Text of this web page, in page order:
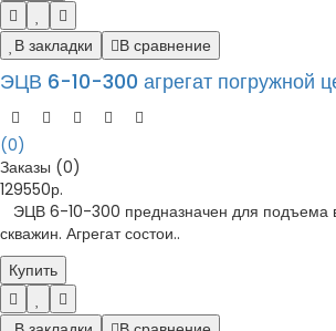
В закладки В сравнение
ЭЦВ 6-10-300 агрегат погружной
(0)
Заказы (0)
129550р.
ЭЦВ 6-10-300 предназначен для подъема
скважин. Агрегат состои..
Купить